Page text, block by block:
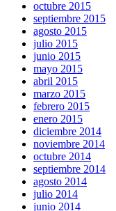
octubre 2015
septiembre 2015
agosto 2015
julio 2015
junio 2015
mayo 2015
abril 2015
marzo 2015
febrero 2015
enero 2015
diciembre 2014
noviembre 2014
octubre 2014
septiembre 2014
agosto 2014
julio 2014
junio 2014